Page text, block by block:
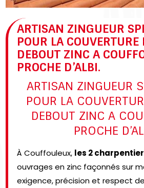
ARTISAN ZINGUEUR
POUR LA
DEBOUT ZINC A
PROCHE D’ALBI.
ARTISAN ZINGUEUR
POUR LA
DEBOUT ZINC A
PROCHE
À Couffouleux, les 2
ouvrages en zinc façonnés sur
exigence, précision et respect